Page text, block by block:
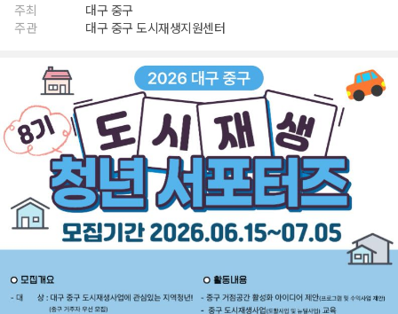
주최
대구 중구
주관
대구 중구 도시재생지원센터